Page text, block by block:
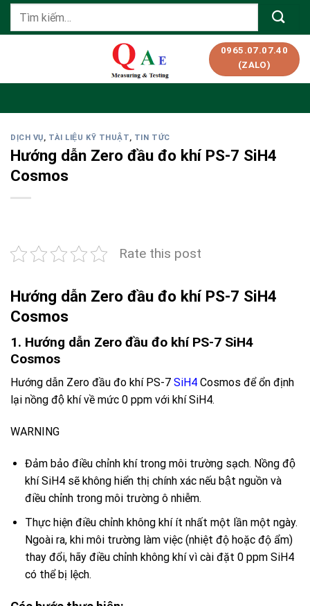
SkipTìm
0965.07.07.40
(ZALO)
DỊCH VỤ, TÀI LIỆU KỸ THUẬT, TIN TỨC
Hướng dẫn Zero đầu đo khí PS-7 SiH4
Cosmos
Rate this post
Hướng dẫn Zero đầu đo khí PS-7 SiH4
Cosmos
1. Hướng dẫn Zero đầu đo khí PS-7 SiH4
Cosmos
Hướng dẫn Zero đầu đo khí PS-7 SiH4 Cosmos để ổn định
lại nồng độ khí về mức 0 ppm với khí SiH4.
WARNING
Đảm bảo điều chỉnh khí trong môi trường sạch. Nồng độ
khí SiH4 sẽ không hiển thị chính xác nếu bật nguồn và
điều chỉnh trong môi trường ô nhiễm.
Thực hiện điều chỉnh không khí ít nhất một lần một ngày.
Ngoài ra, khi môi trường làm việc (nhiệt độ hoặc độ ẩm)
thay đổi, hãy điều chỉnh không khí vì cài đặt 0 ppm SiH4
có thể bị lệch.